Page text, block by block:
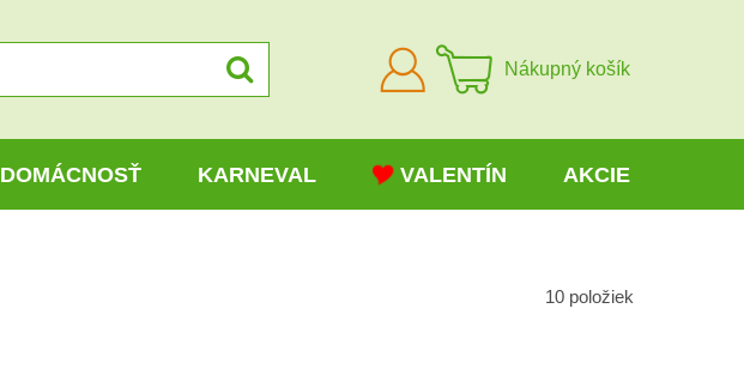
Prihlásiť
sa
Nákupný košík
DOMÁCNOSŤ KARNEVAL VALENTÍN AKCIE
10 položiek